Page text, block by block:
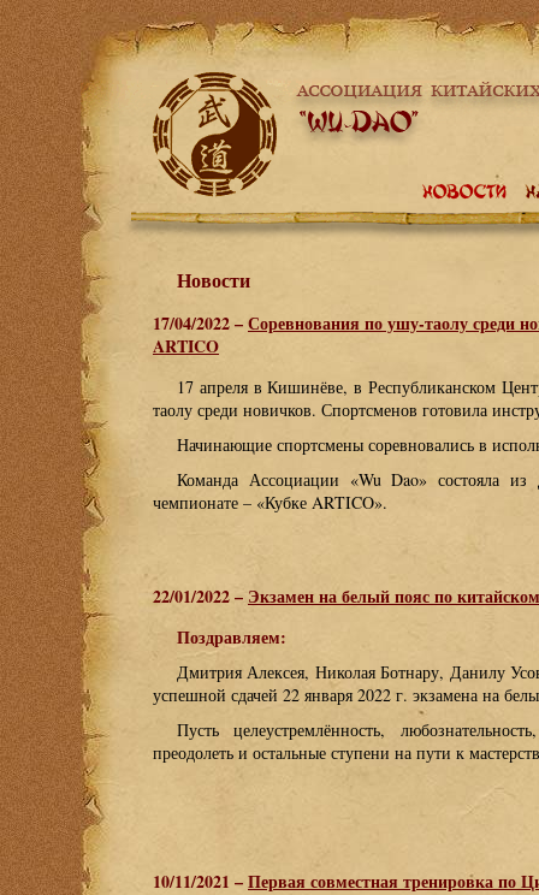
Новости
17/04/2022 –Соревнования по ушу-таолу среди
ARTICO
17 апреля в Кишинёве, в Республиканском
таолу среди новичков. Спортсменов готовила
Начинающие спортсмены соревновались в
Команда Ассоциации «Wu Dao» состояла
чемпионате – «Кубке ARTICO».
22/01/2022 – Экзамен на белый пояс по
Поздравляем:
Дмитрия Алексея, Николая Ботнару, Данилу
успешной сдачей 22 января 2022 г. экзамена на
Пусть целеустремлённость,
преодолеть и остальные ступени на пути к
10/11/2021 –Первая совместная тренировка по